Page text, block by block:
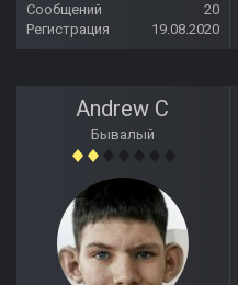
Сообщений
20
Регистрация
19.08.2020
Andrew C
Бывалый